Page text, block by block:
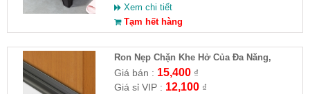
Xem chi tiết
Tạm hết hàng
Ron Nẹp Chặn Khe Hở Của Đa Năng,
Chống Côn Trùng( HĐ )
Giá bán : 15,400₫
Giá sỉ VIP : 12,100₫